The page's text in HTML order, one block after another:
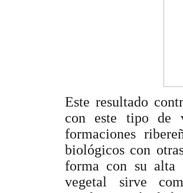
Este resultado
con este tipo de
formaciones
biológicos con
forma con su alta
vegetal sirve